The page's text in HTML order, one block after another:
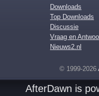
Downloads
Top Downloads
Discussie
Vraag en
Nieuws2.nl
© 1999-2026
AfterDawn is